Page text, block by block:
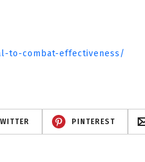
to-combat-effectiveness/
PINTEREST